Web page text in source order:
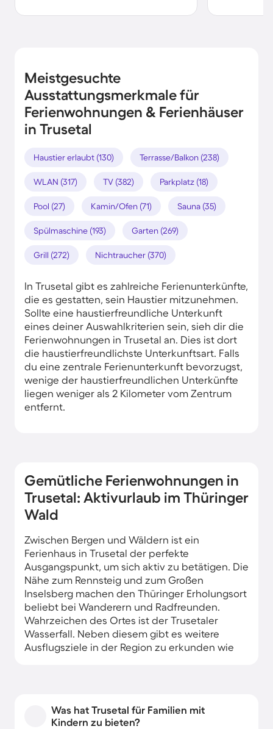
Meistgesuchte
Ausstattungsmerkmale für
Ferienwohnungen & Ferienhäuser
in Trusetal
Haustier erlaubt (130) Terrasse/Balkon (238)
WLAN (317) TV (382) Parkplatz (18)
Pool (27) Kamin/Ofen (71) Sauna (35)
Spülmaschine (193) Garten (269)
Grill (272) Nichtraucher (370)
In Trusetal gibt es zahlreiche Ferienunterkünfte,
die es gestatten, sein Haustier mitzunehmen.
Sollte eine haustierfreundliche Unterkunft
eines deiner Auswahlkriterien sein, sieh dir die
Ferienwohnungen in Trusetal an. Dies ist dort
die haustierfreundlichste Unterkunftsart. Falls
du eine zentrale Ferienunterkunft bevorzugst,
wenige der haustierfreundlichen Unterkünfte
liegen weniger als 2 Kilometer vom Zentrum
entfernt.
Gemütliche Ferienwohnungen in
Trusetal: Aktivurlaub im Thüringer
Wald
Zwischen Bergen und Wäldern ist ein
Ferienhaus in Trusetal der perfekte
Ausgangspunkt, um sich aktiv zu betätigen. Die
Nähe zum Rennsteig und zum Großen
Inselsberg machen den Thüringer Erholungsort
beliebt bei Wanderern und Radfreunden.
Wahrzeichen des Ortes ist der Trusetaler
Wasserfall. Neben diesem gibt es weitere
Ausflugsziele in der Region zu erkunden wie
Zentrum der Gemeinde als auch in ruhiger
Waldlage. Viele der Trusetaler Unterkünfte
Was hat Trusetal für Familien mit
Kindern zu bieten?